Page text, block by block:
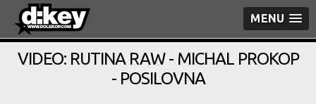
MENU
VIDEO: RUTINA RAW - MICHAL PROKOP
- POSILOVNA